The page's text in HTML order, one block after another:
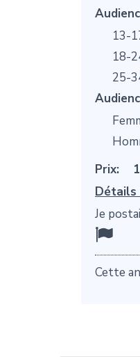
13-
18-
25-
Prix:
Détails
Je
Cette